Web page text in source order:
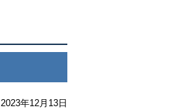
2023年12月13日